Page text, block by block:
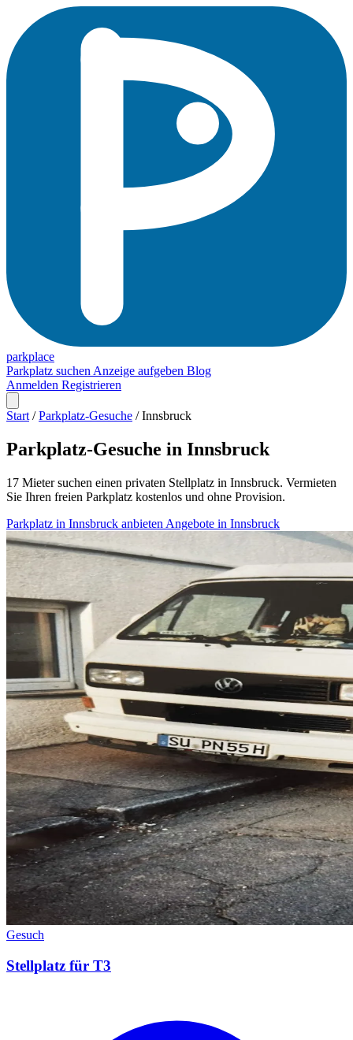
parkplace
Parkplatz suchen Anzeige aufgeben Blog
Anmelden Registrieren
Start / Parkplatz-Gesuche / Innsbruck
Parkplatz-Gesuche in Innsbruck
17 Mieter suchen einen privaten Stellplatz in Innsbruck. Vermieten
Sie Ihren freien Parkplatz kostenlos und ohne Provision.
Parkplatz in Innsbruck anbieten Angebote in Innsbruck
Gesuch
Stellplatz für T3